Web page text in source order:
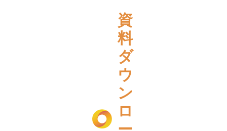
資
料
ダ
ウ
ン
ロ